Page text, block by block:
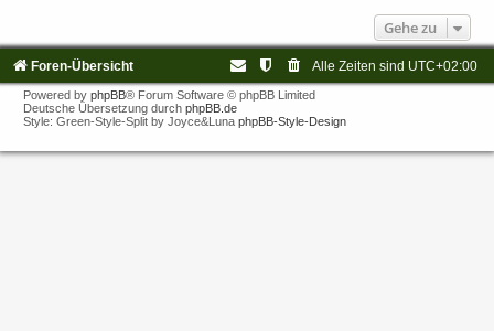
Gehe zu
Foren-Übersicht Alle Zeiten sind UTC+02:00
Powered by phpBB® Forum Software © phpBB Limited
Deutsche Übersetzung durch phpBB.de
Style: Green-Style-Split by Joyce&Luna phpBB-Style-Design